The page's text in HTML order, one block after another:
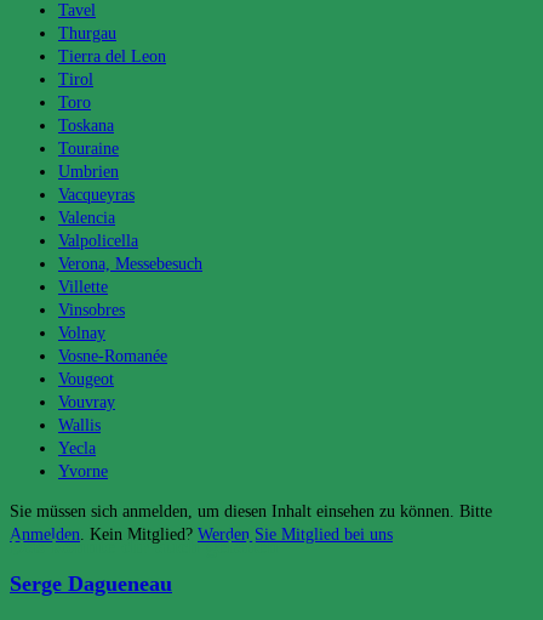
Tavel
Thurgau
Tierra del Leon
Tirol
Toro
Toskana
Touraine
Umbrien
Vacqueyras
Valencia
Valpolicella
Verona, Messebesuch
Villette
Vinsobres
Volnay
Vosne-Romanée
Vougeot
Vouvray
Wallis
Yecla
Yvorne
Sie müssen sich anmelden, um diesen Inhalt einsehen zu können. Bitte
Anmelden. Kein Mitglied? Werden Sie Mitglied bei uns
Das könnte dir auch gefallen
Serge Dagueneau